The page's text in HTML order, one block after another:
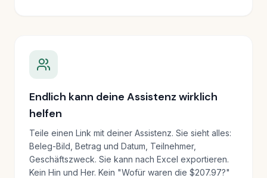
Endlich kann deine Assistenz wirklich
helfen
Teile einen Link mit deiner Assistenz. Sie sieht alles:
Beleg-Bild, Betrag und Datum, Teilnehmer,
Geschäftszweck. Sie kann nach Excel exportieren.
Kein Hin und Her. Kein "Wofür waren die $207.97?"